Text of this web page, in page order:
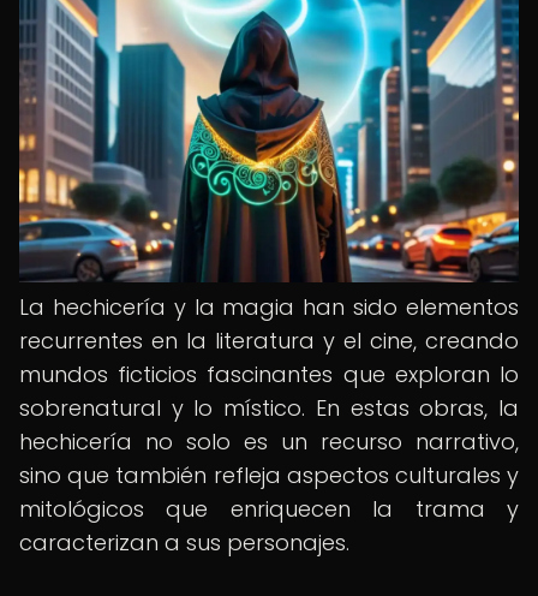
La hechicería y la magia han sido elementos
recurrentes en la literatura y el cine, creando
mundos ficticios fascinantes que exploran lo
sobrenatural y lo místico. En estas obras, la
hechicería no solo es un recurso narrativo,
sino que también refleja aspectos culturales y
mitológicos que enriquecen la trama y
caracterizan a sus personajes.